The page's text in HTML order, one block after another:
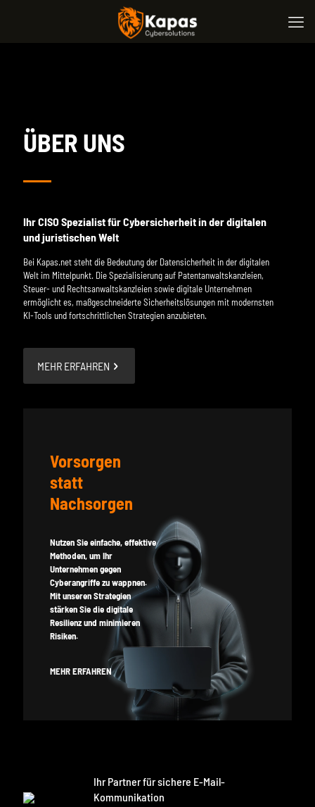
ÜBER UNS
Ihr CISO Spezialist für Cybersicherheit in der digitalen
und juristischen Welt
Bei Kapas.net steht die Bedeutung der Datensicherheit in der digitalen
Welt im Mittelpunkt. Die Spezialisierung auf Patentanwaltskanzleien,
Steuer- und Rechtsanwaltskanzleien sowie digitale Unternehmen
ermöglicht es, maßgeschneiderte Sicherheitslösungen mit modernsten
KI-Tools und fortschrittlichen Strategien anzubieten.
MEHR ERFAHREN
Vorsorgen
statt
Nachsorgen
Nutzen Sie einfache, effektive
Methoden, um Ihr
Unternehmen gegen
Cyberangriffe zu wappnen.
Mit unseren Strategien
stärken Sie die digitale
Resilienz und minimieren
Risiken.
MEHR ERFAHREN
Ihr Partner für sichere E-Mail-
Kommunikation